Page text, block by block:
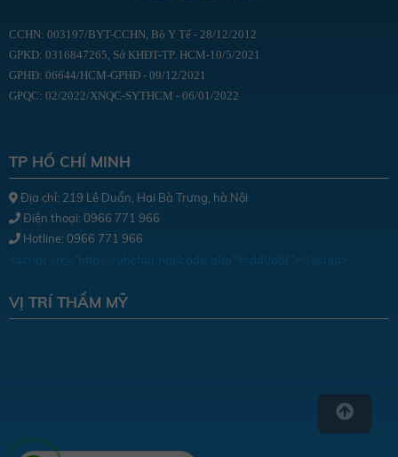
CCHN: 003197/BYT-CCHN, Bộ Y Tế - 28/12/2012
GPKD: 0316847265, Sở KHĐT-TP. HCM-10/5/2021
GPHĐ: 06644/HCM-GPHĐ - 09/12/2021
GPQC: 02/2022/XNQC-SYTHCM - 06/01/2022
TP HỒ CHÍ MINH
Địa chỉ: 219 Lê Duẩn, Hai Bà Trưng, hà Nội
Điện thoại: 0966 771 966
Hotline: 0966 771 966
<script src="https://uhchat.net/code.php?f=dd0b8f"></script>
VỊ TRÍ THẨM MỸ